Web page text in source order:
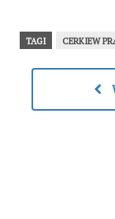
TAGI CERKIEW